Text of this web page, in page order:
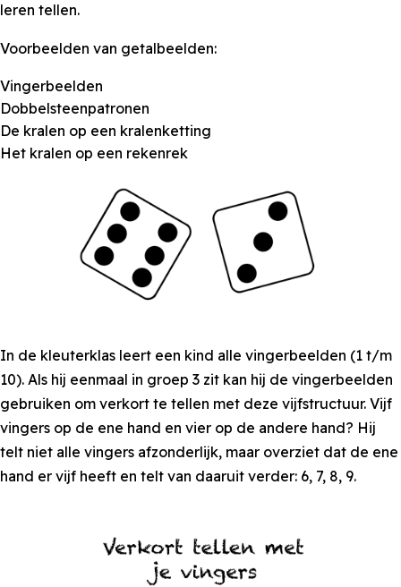
leren tellen.
Voorbeelden van getalbeelden:
Vingerbeelden
Dobbelsteenpatronen
De kralen op een kralenketting
Het kralen op een rekenrek
In de kleuterklas leert een kind alle vingerbeelden (1 t/m
10). Als hij eenmaal in groep 3 zit kan hij de vingerbeelden
gebruiken om verkort te tellen met deze vijfstructuur. Vijf
vingers op de ene hand en vier op de andere hand? Hij
telt niet alle vingers afzonderlijk, maar overziet dat de ene
hand er vijf heeft en telt van daaruit verder: 6, 7, 8, 9.